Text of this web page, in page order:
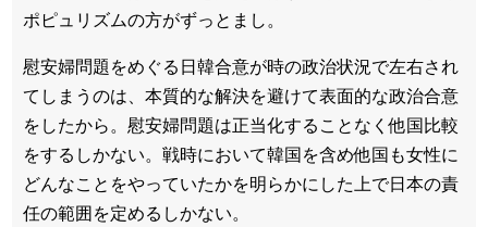
ポピュリズムの方がずっとまし。
慰安婦問題をめぐる日韓合意が時の政治状況で左右され
てしまうのは、本質的な解決を避けて表面的な政治合意
をしたから。慰安婦問題は正当化することなく他国比較
をするしかない。戦時において韓国を含め他国も女性に
どんなことをやっていたかを明らかにした上で日本の責
任の範囲を定めるしかない。